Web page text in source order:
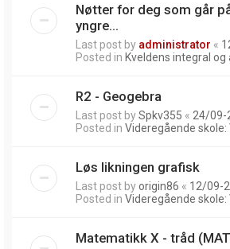
Nøtter for deg som går
yngre...
Last post by administrator «
Posted in Kveldens integral
R2 - Geogebra
Last post bySpkv355 « 24/09-
Posted in Videregående skole:
Løs likningen grafisk
Last post byorigin86 « 12/09-
Posted in Videregående skole:
Matematikk X - tråd